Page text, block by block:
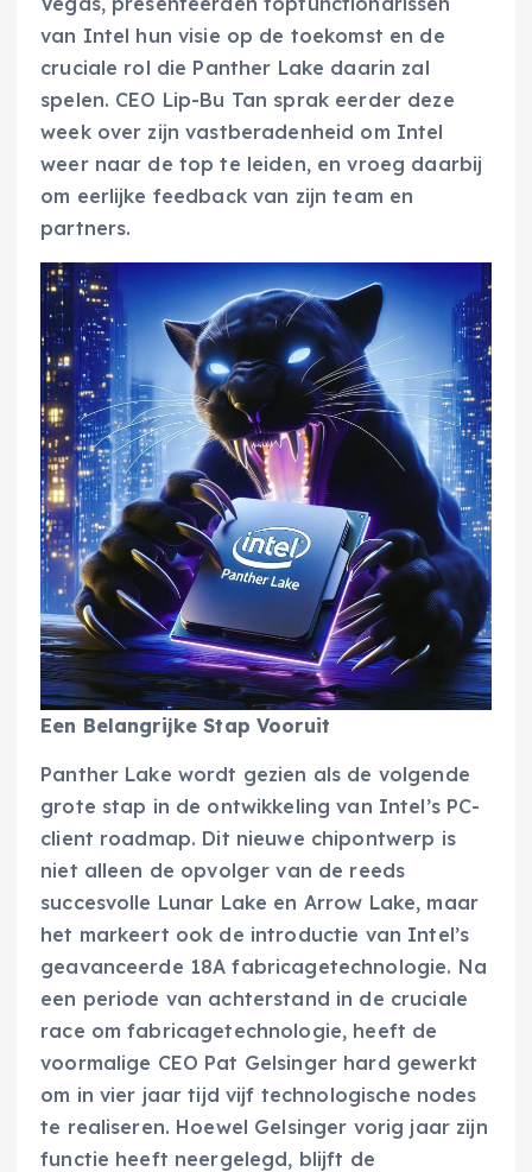
van Intel hun visie op de toekomst en de
cruciale rol die Panther Lake daarin zal
spelen. CEO Lip-Bu Tan sprak eerder deze
week over zijn vastberadenheid om Intel
weer naar de top te leiden, en vroeg daarbij
om eerlijke feedback van zijn team en
partners.
Een Belangrijke Stap Vooruit
Panther Lake wordt gezien als de volgende
grote stap in de ontwikkeling van Intel’s PC-
client roadmap. Dit nieuwe chipontwerp is
niet alleen de opvolger van de reeds
succesvolle Lunar Lake en Arrow Lake, maar
het markeert ook de introductie van Intel’s
geavanceerde 18A fabricagetechnologie. Na
een periode van achterstand in de cruciale
race om fabricagetechnologie, heeft de
voormalige CEO Pat Gelsinger hard gewerkt
om in vier jaar tijd vijf technologische nodes
te realiseren. Hoewel Gelsinger vorig jaar zijn
functie heeft neergelegd, blijft de